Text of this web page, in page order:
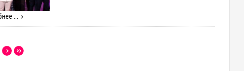
...